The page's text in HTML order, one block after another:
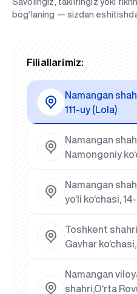
bog‘laning — sizdan
Filiallarimiz:
Namangan
111-uy (Lola)
Namangan
Namongoniy
Namangan
yo‘li ko‘chasi,
Toshkent
Gavhar
Namangan
shahri,O‘rta